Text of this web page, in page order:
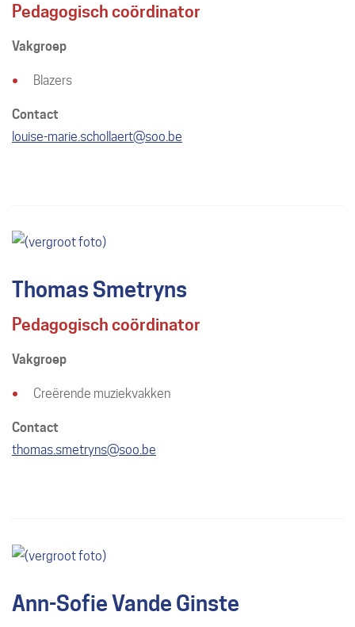
Pedagogisch coördinator
Vakgroep
Blazers
Contact
E-
louise-marie.schollaert@soo.be
Thomas Smetryns
Pedagogisch coördinator
Vakgroep
Creërende muziekvakken
Contact
E-
thomas.smetryns@soo.be
Ann-Sofie Vande Ginste